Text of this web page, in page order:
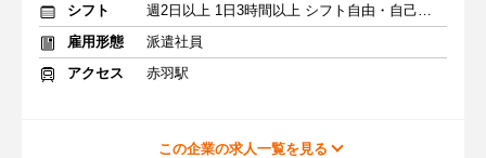
シフト
週2日以上 1日3時間以上 シフト自由・自己申告
雇用形態
派遣社員
アクセス
赤羽駅
この企業の求人一覧を見る